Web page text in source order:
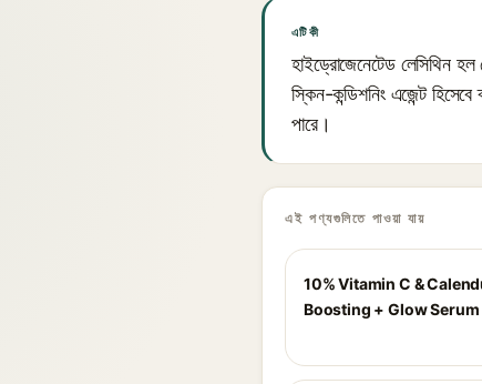
এটি কী
হাইড্রোজেনেটেড লেসিথিন হল
স্কিন-কন্ডিশনিং এজেন্ট
পারে।
এই পণ্যগুলিতে পাওয়া যায়
10% Vitamin C &
Boosting + Glow Serum